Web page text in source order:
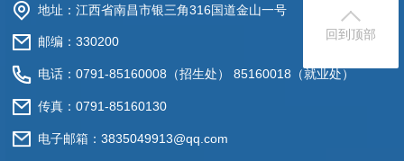
地址：江西省南昌市银三角316国道金山一号
邮编：330200
电话：0791-85160008（招生处） 85160018（就业处）
传真：0791-85160130
电子邮箱：3835049913@qq.com
回到顶部